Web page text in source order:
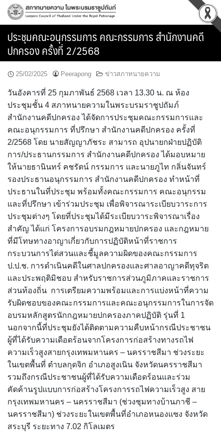
Skip
ประชุมคณะอนุกรรมการ คณะกรรมการ สำนักงานคดี
ปกครอง ครั้งที่ 2/2568
25/02/2025 Peerapong ข่าวสภาทนายความ
วันอังคารที่ 25 กุมภาพันธ์ 2568 เวลา 13.30 น. ณ ห้อง
ประชุมชั้น 4 สภาทนายความในพระบรมราชูปถัมภ์
สำนักงานคดีปกครอง ได้จัดการประชุมคณะกรรมการและ
คณะอนุกรรมการ ที่ปรึกษา สำนักงานคดีปกครอง ครั้งที่
2/2568 โดย นายสัญญาภัชระ สามารถ อุปนายกฝ่ายปฏิบัติ
การ/ประธานกรรมการ สำนักงานคดีปกครอง ได้มอบหมาย
ให้นายธานินทร์ คชรัตน์ กรรมการ และนายภูไท กลิ่นจันทร์
รองประธานอนุกรรมการ สำนักงานคดีปกครอง ทำหน้าที่
ประธานในที่ประชุม พร้อมทั้งคณะกรรมการ คณะอนุกรรม
และที่ปรึกษา เข้าร่วมประชุม เพื่อพิจารณาระเบียบวาระการ
ประชุมต่างๆ โดยที่ประชุมได้มีระเบียบวาระพิจารณาเรื่อง
สำคัญ ได้แก่ โครงการอบรมกฎหมายปกครอง และกฎหมาย
ที่มีโทษทางอาญาเกี่ยวกับการปฏิบัติหน้าที่ราชการ
กระบวนการไต่สวนและชี้มูลความผิดของคณะกรรมการ
ป.ป.ช. การดำเนินคดีในศาลปกครองและศาลอาญาคดีทุจริต
และประพฤติมิชอบ สำหรับราชการส่วนภูมิภาคและราชการ
ส่วนท้องถิ่น การเตรียมความพร้อมและการแบ่งหน้าที่ความ
รับผิดชอบของคณะกรรมการและคณะอนุกรรมการในการจัด
อบรมหลักสูตรนักกฎหมายปกครองภาคปฏิบัติ รุ่นที่ 1
นอกจากนี้ที่ประชุมยังได้ติดตามความคืบหน้ากรณีประชาชน
ผู้ที่ได้รับความเดือดร้อนจากโครงการก่อสร้างทางรถไฟ
ความเร็วสูงสายกรุงเทพมหานคร – นครราชสีมา ช่วงระยะ
ในเขตพื้นที่ ตำบลกุดจิก อำเภอสูงเนิน จังหวัดนครราชสีมา
รวมถึงกรณีประชาชนผู้ที่ได้รับความเดือดร้อนและร่วม
คัดค้านรูปแบบการก่อสร้างโครงการรถไฟความเร็วสูง สาย
กรุงเทพมหานคร – นครราชสีมา (ช่วงชุมทางบ้านภาชี –
นครราชสีมา) ช่วงระยะในเขตพื้นที่อำเภอหนองแซง จังหวัด
สระบุรี ระยะทาง 7.02 กิโลเมตร